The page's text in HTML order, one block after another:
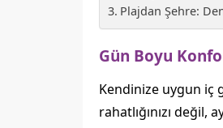
Plajdan Şehre:
Gün Boyu
Kendinize uygun iç
rahatlığınızı değil,